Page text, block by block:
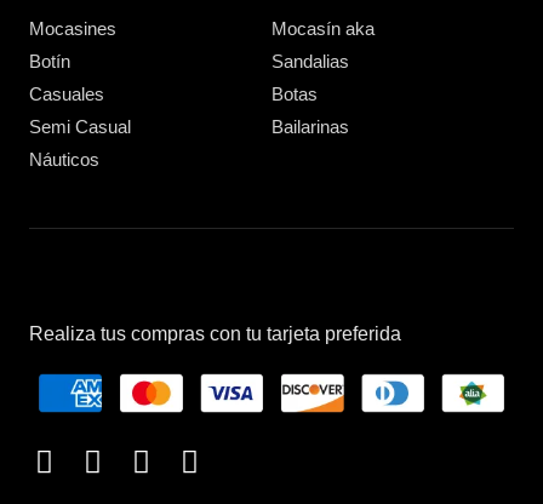
Mocasines
Botín
Casuales
Semi Casual
Náuticos
Mocasín aka
Sandalias
Botas
Bailarinas
Realiza tus compras con tu tarjeta preferida